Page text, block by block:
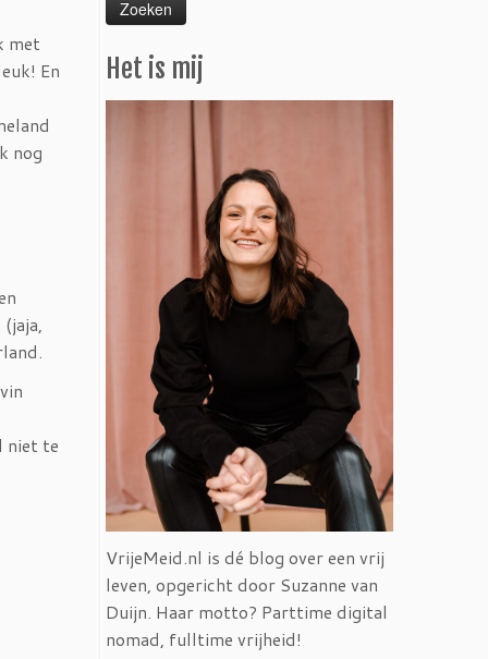
met
En
nog
niet te
Het is mij
VrijeMeid.nl is dé blog over een vrij
leven, opgericht door Suzanne van
Duijn. Haar motto? Parttime digital
nomad, fulltime vrijheid!